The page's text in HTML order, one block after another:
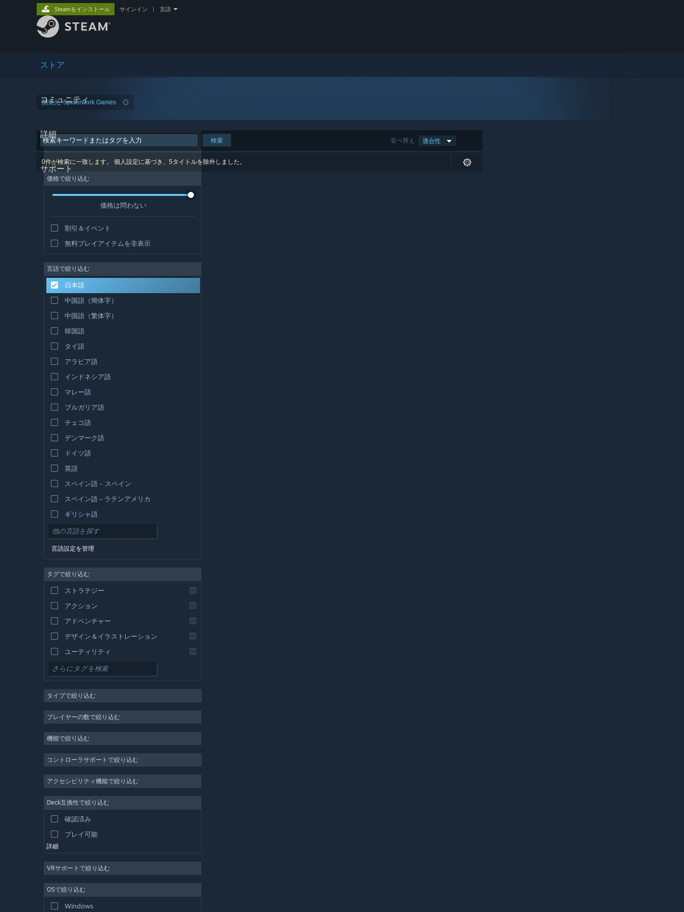
ストア
コミュニティ
詳細
サポート
Steamをインストール サインイン 言語
開発元: Spiderwork Games
並べ替え 適合性
検索
0件が検索に一致します。 個人設定に基づき、5タイトルを除外しました。
価格で絞り込む
価格は問わない
割引＆イベント
無料プレイアイテムを非表示
言語で絞り込む
日本語
中国語（簡体字）
中国語（繁体字）
韓国語
タイ語
アラビア語
インドネシア語
マレー語
ブルガリア語
チェコ語
デンマーク語
ドイツ語
英語
スペイン語 - スペイン
スペイン語－ラテンアメリカ
ギリシャ語
言語設定を管理
タグで絞り込む
ストラテジー
アクション
アドベンチャー
デザイン＆イラストレーション
ユーティリティ
無料プレイ
MMO
インディー
カジュアル
シミュレーション
動画制作
写真編集
タイプで絞り込む
プレイヤーの数で絞り込む
機能で絞り込む
コントローラサポートで絞り込む
アクセシビリティ機能で絞り込む
Deck互換性で絞り込む
確認済み
プレイ可能
詳細
VRサポートで絞り込む
OSで絞り込む
Windows